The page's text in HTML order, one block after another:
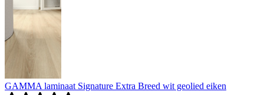
GAMMA laminaat Signature Extra Breed wit geolied eiken